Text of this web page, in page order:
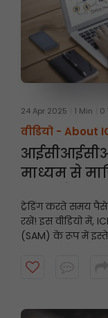
24 Apr 2025 1 Min 0
वीडियो - About
माध्यम से
ट्रेडिंग करते समय
रखें! इस वीडियो में,
(SAM) के रूप में
सकें।